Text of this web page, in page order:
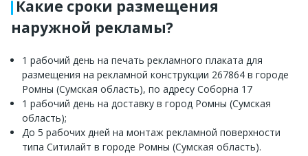
Какие сроки размещения
наружной рекламы?
1 рабочий день на печать рекламного плаката для
размещения на рекламной конструкции 267864 в городе
Ромны (Сумская область), по адресу Соборна 17
1 рабочий день на доставку в город Ромны (Сумская
область);
До 5 рабочих дней на монтаж рекламной поверхности
типа Ситилайт в городе Ромны (Сумская область).